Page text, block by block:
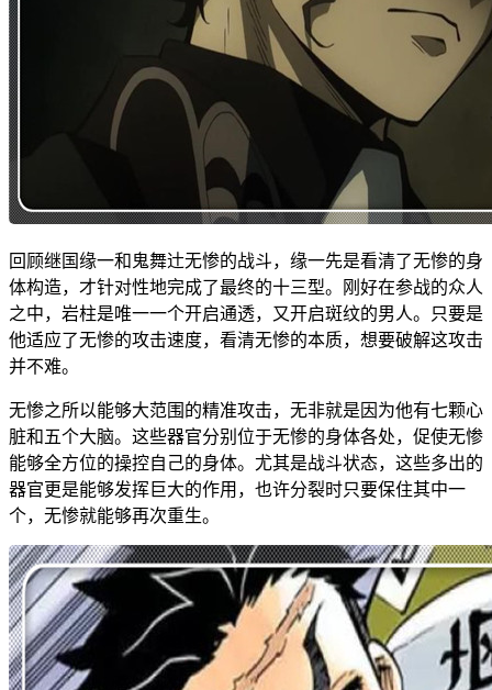
回顾继国缘一和鬼舞辻无惨的战斗，缘一先是看清了无惨的身
体构造，才针对性地完成了最终的十三型。刚好在参战的众人
之中，岩柱是唯一一个开启通透，又开启斑纹的男人。只要是
他适应了无惨的攻击速度，看清无惨的本质，想要破解这攻击
并不难。
无惨之所以能够大范围的精准攻击，无非就是因为他有七颗心
脏和五个大脑。这些器官分别位于无惨的身体各处，促使无惨
能够全方位的操控自己的身体。尤其是战斗状态，这些多出的
器官更是能够发挥巨大的作用，也许分裂时只要保住其中一
个，无惨就能够再次重生。